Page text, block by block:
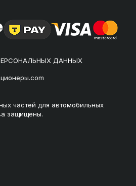
ДАННЫХ
частей для автомобильных
защищены.